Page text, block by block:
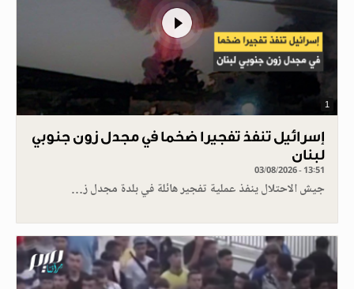
1
إسرائيل تنفذ تفجيرا ضخما في مجدل زون جنوبي
لبنان
03/08/2026 - 13:51
جيش الاحتلال ينفذ عملية تفجير هائلة في بلدة مجدل ز…